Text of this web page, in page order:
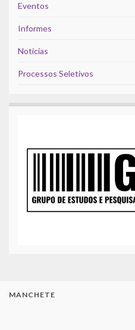
Eventos
Informes
Notícias
Processos Seletivos
MANCHETE